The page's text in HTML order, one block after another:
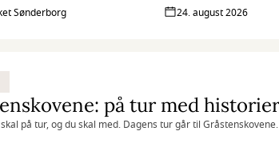
Sønderborg 24. august 2026
på tur, og du skal med. Dagens tur går til Gråstenskovene.